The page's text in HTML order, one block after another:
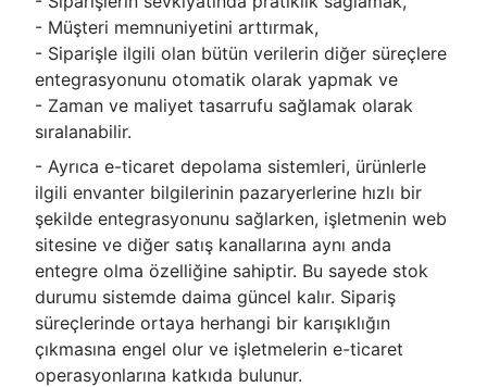
- Müşteri memnuniyetini arttırmak,
- Siparişle ilgili olan bütün verilerin diğer süreçlere
entegrasyonunu otomatik olarak yapmak ve
- Zaman ve maliyet tasarrufu sağlamak olarak
sıralanabilir.
- Ayrıca e-ticaret depolama sistemleri, ürünlerle
ilgili envanter bilgilerinin pazaryerlerine hızlı bir
şekilde entegrasyonunu sağlarken, işletmenin web
sitesine ve diğer satış kanallarına aynı anda
entegre olma özelliğine sahiptir. Bu sayede stok
durumu sistemde daima güncel kalır. Sipariş
süreçlerinde ortaya herhangi bir karışıklığın
çıkmasına engel olur ve işletmelerin e-ticaret
operasyonlarına katkıda bulunur.